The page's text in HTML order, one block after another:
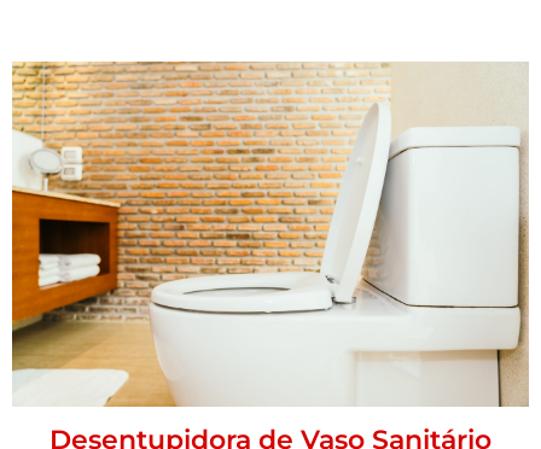
Desentupidora de Vaso Sanitário